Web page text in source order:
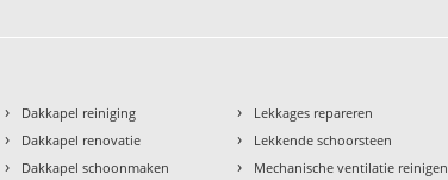
› Dakkapel reiniging
› Dakkapel renovatie
› Dakkapel schoonmaken
› Lekkages repareren
› Lekkende schoorsteen
› Mechanische ventilatie reinigen